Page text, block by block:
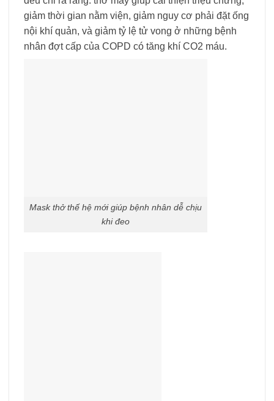
giảm thời gian nằm viện, giảm nguy cơ phải đặt ống
nội khí quản, và giảm tỷ lệ tử vong ở những bệnh
nhân đợt cấp của COPD có tăng khí CO2 máu.
Mask thở thế hệ mới giúp bệnh nhân dễ chịu
khi đeo